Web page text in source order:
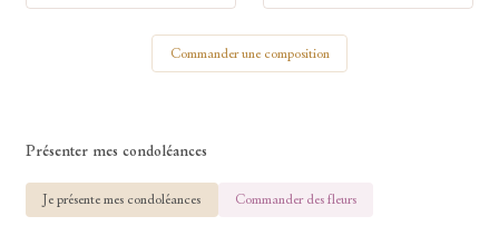
Commander une composition
Présenter mes condoléances
Je présente mes condoléances Commander des fleurs